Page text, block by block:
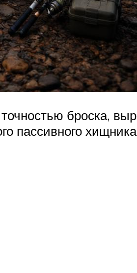
броска,
пассивного